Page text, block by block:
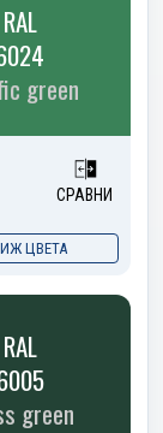
RAL
green
СРАВНИ
ЦВЕТА
RAL
green